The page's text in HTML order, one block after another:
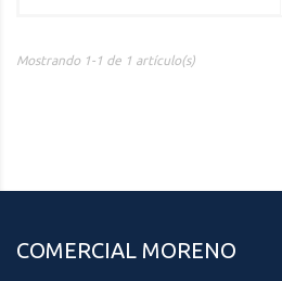
Mostrando 1-1 de 1 artículo(s)
COMERCIAL MORENO